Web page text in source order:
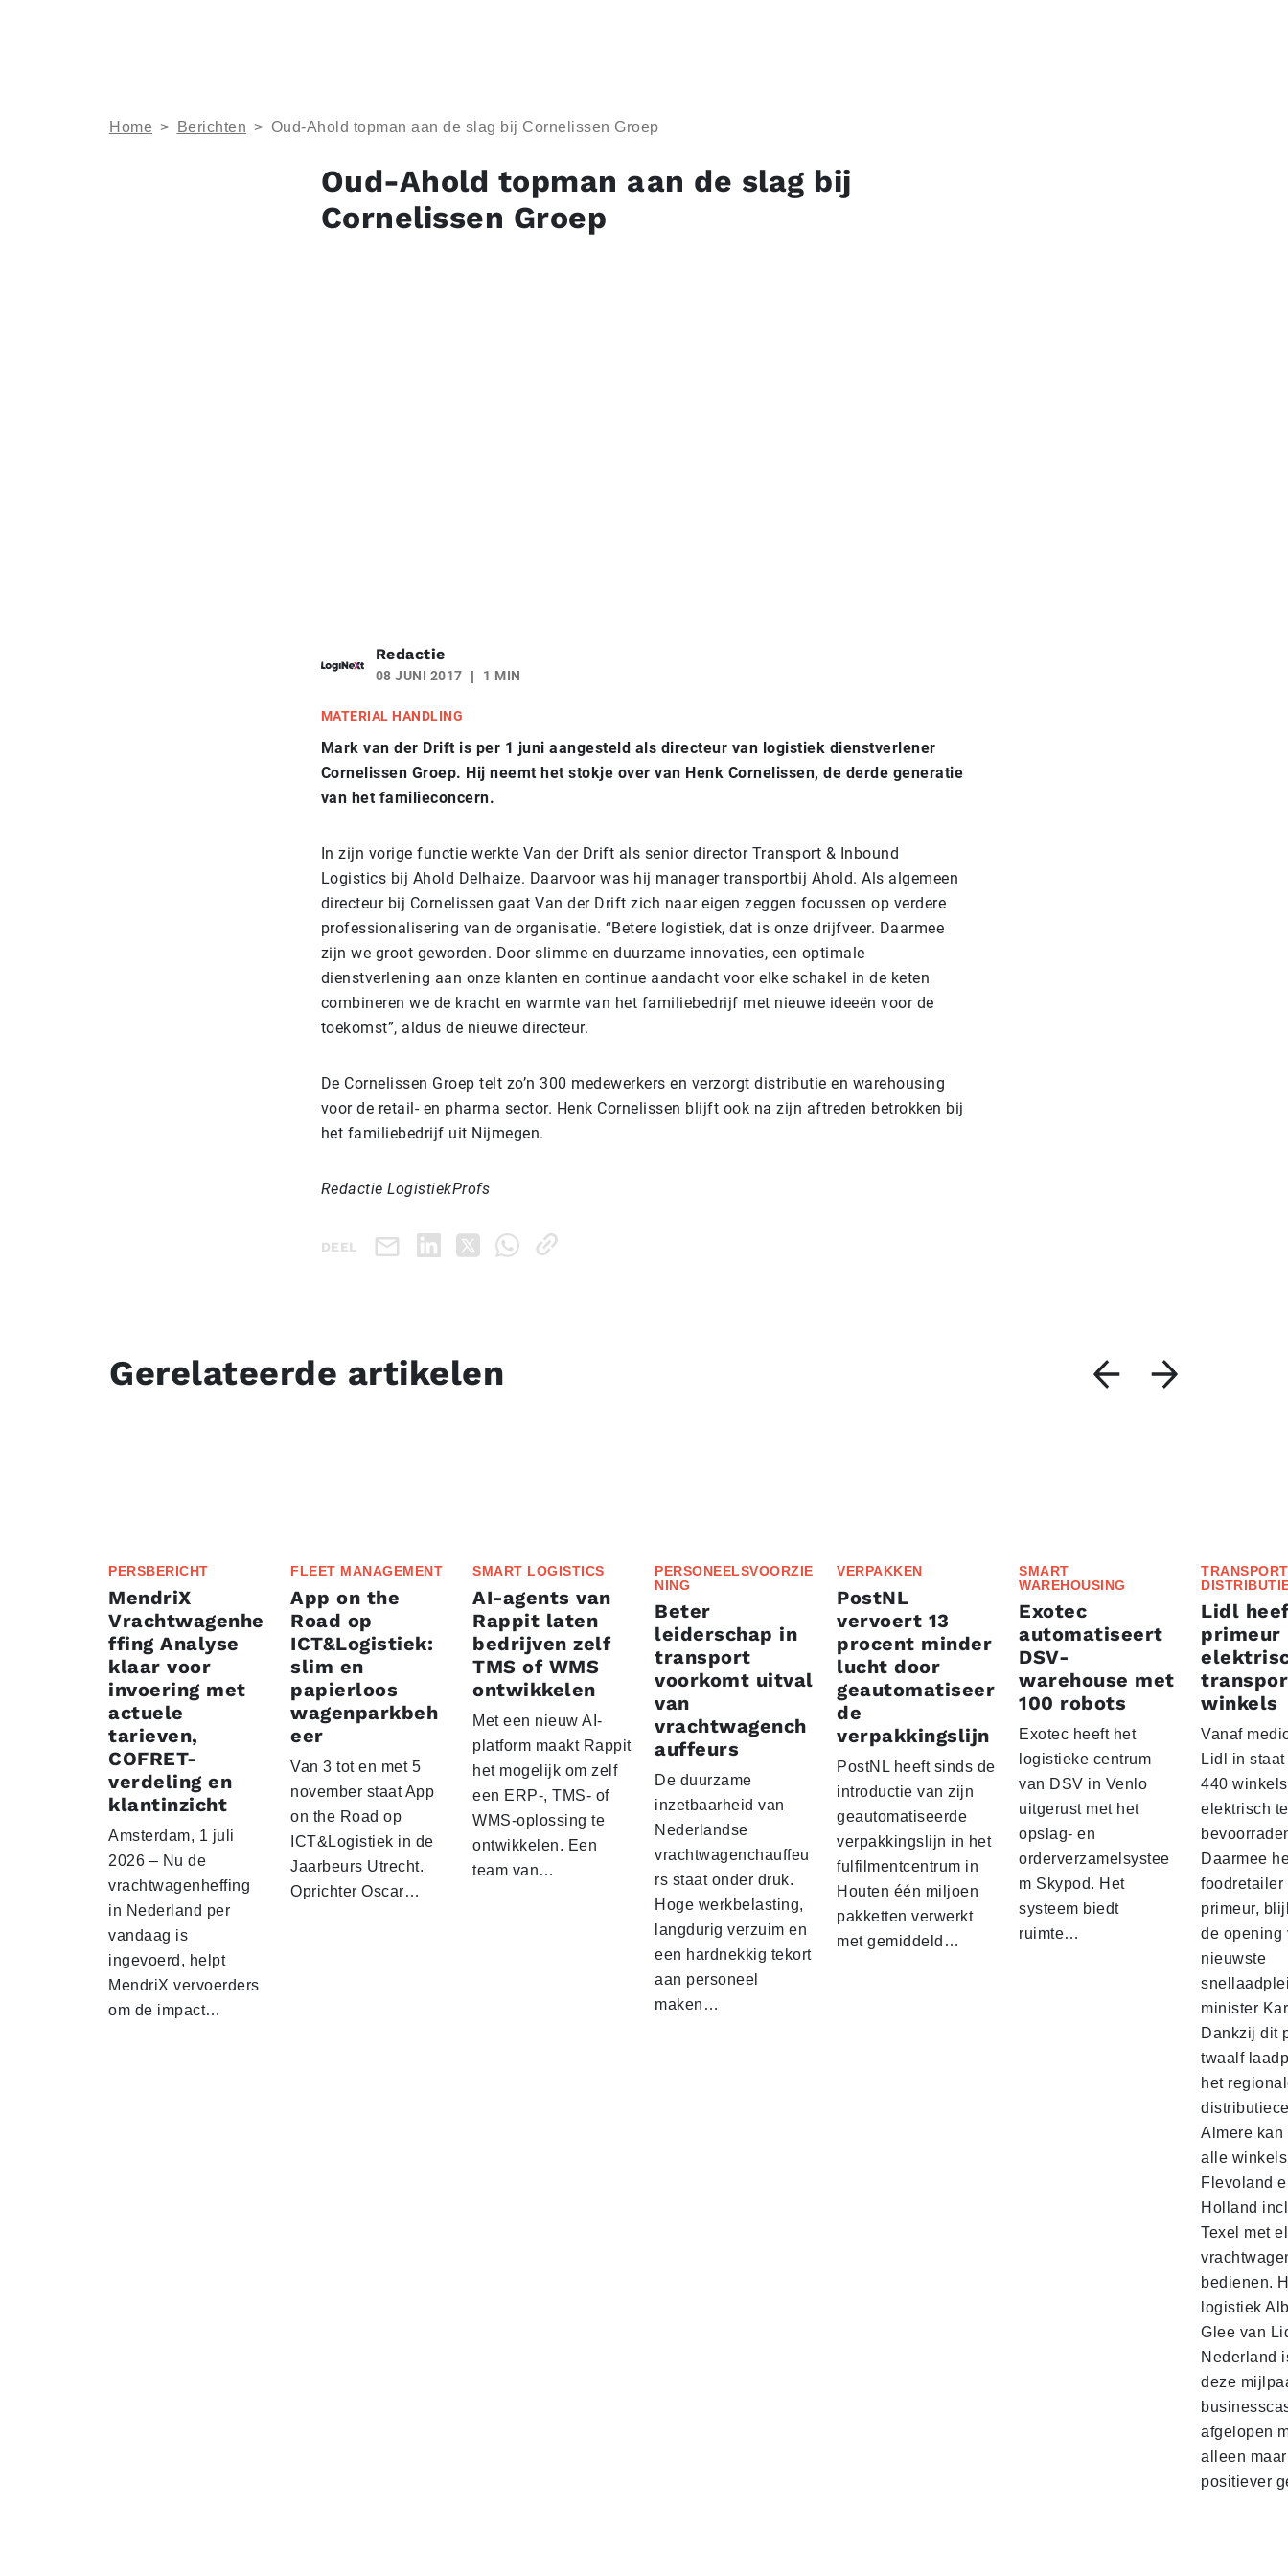
Home > Berichten > Oud-Ahold topman aan de slag bij Cornelissen Groep
Oud-Ahold topman aan de slag bij
Cornelissen Groep
Redactie
08 JUNI 2017 1 MIN
MATERIAL HANDLING
Mark van der Drift is per 1 juni aangesteld als directeur van logistiek dienstverlener
Cornelissen Groep. Hij neemt het stokje over van Henk Cornelissen, de derde generatie
van het familieconcern.
In zijn vorige functie werkte Van der Drift als senior director Transport & Inbound
Logistics bij Ahold Delhaize. Daarvoor was hij manager transportbij Ahold. Als algemeen
directeur bij Cornelissen gaat Van der Drift zich naar eigen zeggen focussen op verdere
professionalisering van de organisatie. “Betere logistiek, dat is onze drijfveer. Daarmee
zijn we groot geworden. Door slimme en duurzame innovaties, een optimale
dienstverlening aan onze klanten en continue aandacht voor elke schakel in de keten
combineren we de kracht en warmte van het familiebedrijf met nieuwe ideeën voor de
toekomst”, aldus de nieuwe directeur.
De Cornelissen Groep telt zo’n 300 medewerkers en verzorgt distributie en warehousing
voor de retail- en pharma sector. Henk Cornelissen blijft ook na zijn aftreden betrokken bij
het familiebedrijf uit Nijmegen.
Redactie LogistiekProfs
DEEL
Gerelateerde artikelen
PERSBERICHT
MendriX
Vrachtwagenhe
ffing Analyse
klaar voor
invoering met
actuele
tarieven,
COFRET-
verdeling en
klantinzicht
Amsterdam, 1 juli
2026 – Nu de
vrachtwagenheffing
in Nederland per
vandaag is
ingevoerd, helpt
MendriX vervoerders
om de impact…
FLEET MANAGEMENT
App on the
Road op
ICT&Logistiek:
slim en
papierloos
wagenparkbeh
eer
Van 3 tot en met 5
november staat App
on the Road op
ICT&Logistiek in de
Jaarbeurs Utrecht.
Oprichter Oscar…
SMART LOGISTICS
AI-agents van
Rappit laten
bedrijven zelf
TMS of WMS
ontwikkelen
Met een nieuw AI-
platform maakt Rappit
het mogelijk om zelf
een ERP-, TMS- of
WMS-oplossing te
ontwikkelen. Een
team van…
PERSONEELSVOORZIE
NING
Beter
leiderschap in
transport
voorkomt uitval
van
vrachtwagench
auffeurs
De duurzame
inzetbaarheid van
Nederlandse
vrachtwagenchauffeu
rs staat onder druk.
Hoge werkbelasting,
langdurig verzuim en
een hardnekkig tekort
aan personeel
maken…
VERPAKKEN
PostNL
vervoert 13
procent minder
lucht door
geautomatiseer
de
verpakkingslijn
PostNL heeft sinds de
introductie van zijn
geautomatiseerde
verpakkingslijn in het
fulfilmentcentrum in
Houten één miljoen
pakketten verwerkt
met gemiddeld…
SMART
WAREHOUSING
Exotec
automatiseert
DSV-
warehouse met
100 robots
Exotec heeft het
logistieke centrum
van DSV in Venlo
uitgerust met het
opslag- en
orderverzamelsystee
m Skypod. Het
systeem biedt
ruimte…
Lidl
primeur
winkels
Vanaf
Lidl in
440 winkels
elektrisch te
Daarmee
foodretailer
primeur,
de opening
nieuwste
minister
Dankzij dit
twaalf
het
Almere
alle
Flevoland
Holland
Texel met
bedienen.
logistiek
Glee van
Nederland
deze
afgelopen
alleen maar
positiever